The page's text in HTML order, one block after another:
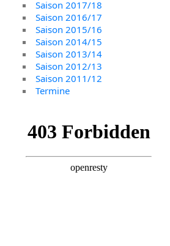
Saison 2017/18
Saison 2016/17
Saison 2015/16
Saison 2014/15
Saison 2013/14
Saison 2012/13
Saison 2011/12
Termine